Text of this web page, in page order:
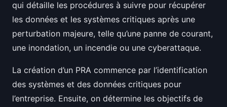
qui détaille les procédures à suivre pour récupérer
les données et les systèmes critiques après une
perturbation majeure, telle qu’une panne de courant,
une inondation, un incendie ou une cyberattaque.
La création d’un PRA commence par l’identification
des systèmes et des données critiques pour
l’entreprise. Ensuite, on détermine les objectifs de